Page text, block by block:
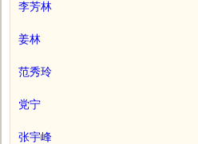
李芳林
姜林
范秀玲
党宁
张宇峰